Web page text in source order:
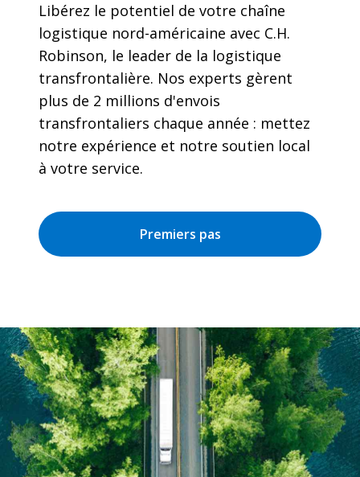
Libérez le potentiel de votre chaîne
logistique nord-américaine avec C.H.
Robinson, le leader de la logistique
transfrontalière. Nos experts gèrent
plus de 2 millions d'envois
transfrontaliers chaque année : mettez
notre expérience et notre soutien local
à votre service.
Premiers pas